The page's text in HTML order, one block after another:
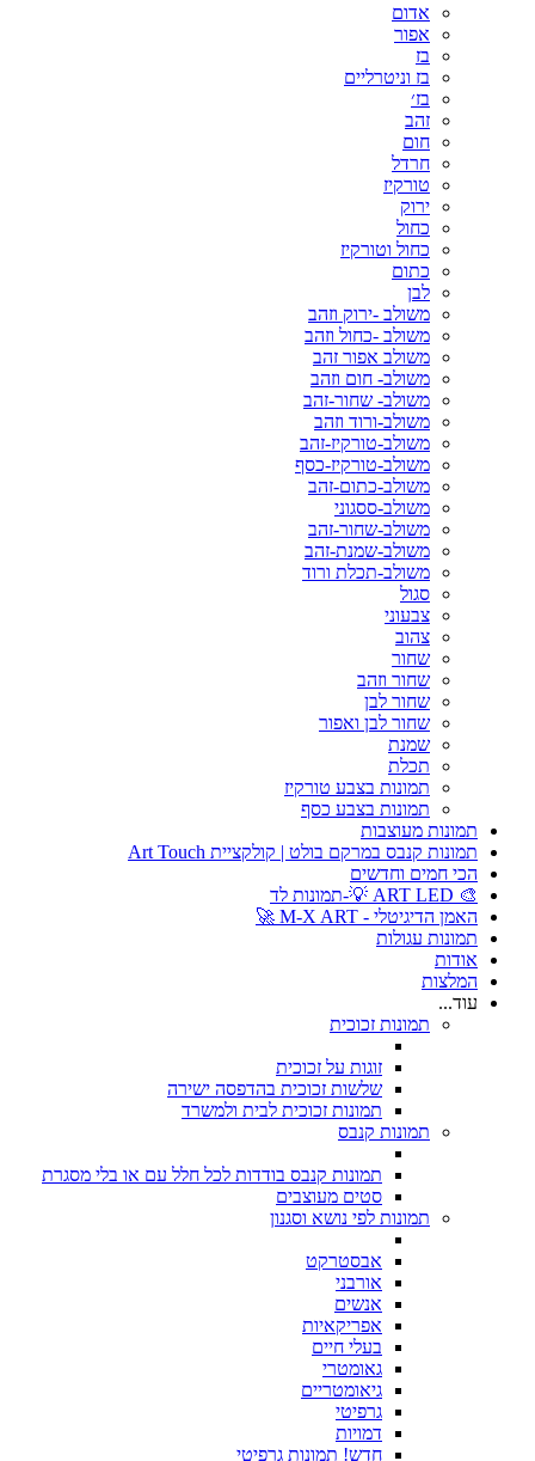
אדום
אפור
בז
בז וניטרליים
בז׳
זהב
חום
חרדל
טורקיז
ירוק
כחול
כחול וטורקיז
כתום
לבן
משולב -ירוק וזהב
משולב -כחול וזהב
משולב אפור זהב
משולב- חום וזהב
משולב- שחור-זהב
משולב-ורוד וזהב
משולב-טורקיז-זהב
משולב-טורקיז-כסף
משולב-כתום-זהב
משולב-ססגוני
משולב-שחור-זהב
משולב-שמנת-זהב
משולב-תכלת ורוד
סגול
צבעוני
צהוב
שחור
שחור וזהב
שחור לבן
שחור לבן ואפור
שמנת
תכלת
תמונות בצבע טורקיז
תמונות בצבע כסף
תמונות מעוצבות
תמונות קנבס במרקם בולט | קולקציית Art Touch
הכי חמים וחדשים
🎨 ART LED 💡-תמונות לד
האמן הדיגיטלי - M-X ART 🚀
תמונות עגולות
אודות
המלצות
עוד...
תמונות זכוכית
זוגות על זכוכית
שלשות זכוכית בהדפסה ישירה
תמונות זכוכית לבית ולמשרד
תמונות קנבס
תמונות קנבס בודדות לכל חלל עם או בלי מסגרת
סטים מעוצבים
תמונות לפי נושא וסגנון
אבסטרקט
אורבני
אנשים
אפריקאיות
בעלי חיים
גאומטרי
גיאומטריים
גרפיטי
דמויות
חדש! תמונות גרפיטי